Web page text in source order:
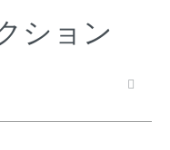
ション